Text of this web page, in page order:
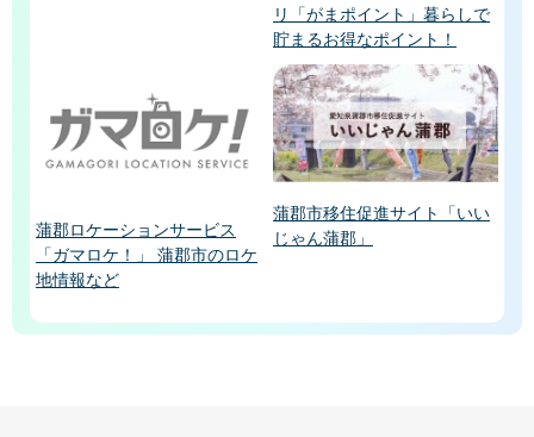
リ「がまポイント」暮らしで
貯まるお得なポイント！
蒲郡ロケーションサービス
「ガマロケ！」 蒲郡市のロケ
地情報など
蒲郡市移住促進サイト「いい
じゃん蒲郡」